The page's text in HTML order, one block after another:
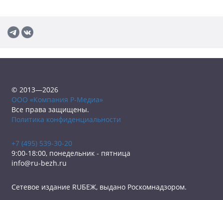
© 2013—2026
ООО «Компания Р-Медиа»
Все права защищены.
Политика конфиденциальности
+7 (495) 539-30-20
9:00-18:00, понедельник - пятница
info@ru-bezh.ru
Сетевое издание RUБЕЖ, выдано Роскомнадзором.